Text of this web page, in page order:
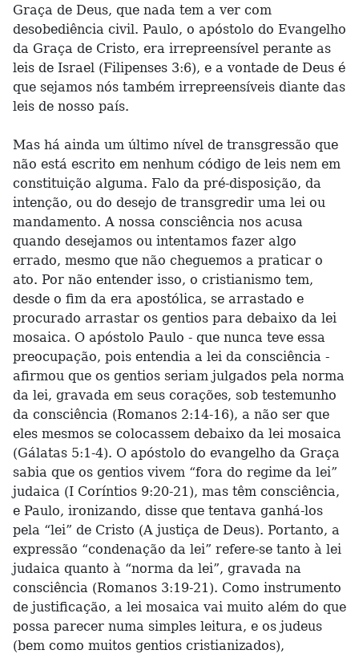
Graça de Deus, que nada tem a ver com
desobediência civil. Paulo, o apóstolo do Evangelho
da Graça de Cristo, era irrepreensível perante as
leis de Israel (Filipenses 3:6), e a vontade de Deus é
que sejamos nós também irrepreensíveis diante das
leis de nosso país.
Mas há ainda um último nível de transgressão que
não está escrito em nenhum código de leis nem em
constituição alguma. Falo da pré-disposição, da
intenção, ou do desejo de transgredir uma lei ou
mandamento. A nossa consciência nos acusa
quando desejamos ou intentamos fazer algo
errado, mesmo que não cheguemos a praticar o
ato. Por não entender isso, o cristianismo tem,
desde o fim da era apostólica, se arrastado e
procurado arrastar os gentios para debaixo da lei
mosaica. O apóstolo Paulo - que nunca teve essa
preocupação, pois entendia a lei da consciência -
afirmou que os gentios seriam julgados pela norma
da lei, gravada em seus corações, sob testemunho
da consciência (Romanos 2:14-16), a não ser que
eles mesmos se colocassem debaixo da lei mosaica
(Gálatas 5:1-4). O apóstolo do evangelho da Graça
sabia que os gentios vivem “fora do regime da lei”
judaica (I Coríntios 9:20-21), mas têm consciência,
e Paulo, ironizando, disse que tentava ganhá-los
pela “lei” de Cristo (A justiça de Deus). Portanto, a
expressão “condenação da lei” refere-se tanto à lei
judaica quanto à “norma da lei”, gravada na
consciência (Romanos 3:19-21). Como instrumento
de justificação, a lei mosaica vai muito além do que
possa parecer numa simples leitura, e os judeus
(bem como muitos gentios cristianizados),